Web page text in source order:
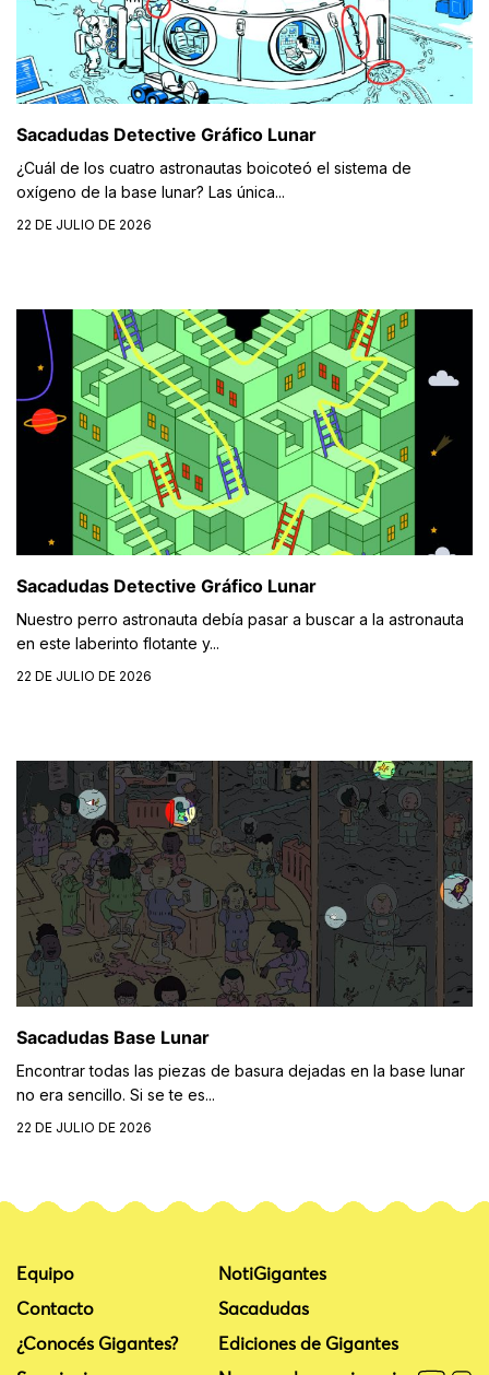
Sacadudas Detective Gráfico Lunar
¿Cuál de los cuatro astronautas boicoteó el sistema de
oxígeno de la base lunar? Las única...
22 DE JULIO DE 2026
Sacadudas Detective Gráfico Lunar
Nuestro perro astronauta debía pasar a buscar a la astronauta
en este laberinto flotante y...
22 DE JULIO DE 2026
Sacadudas Base Lunar
Encontrar todas las piezas de basura dejadas en la base lunar
no era sencillo. Si se te es...
22 DE JULIO DE 2026
Equipo
Contacto
¿Conocés Gigantes?
NotiGigantes
Sacadudas
Ediciones de Gigantes